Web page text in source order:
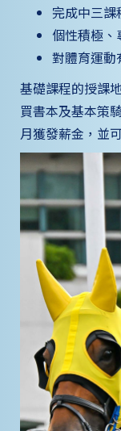
完成中三課
個性積極、
對體育運動
基礎課程的授課
買書本及基本策
月獲發薪金，並